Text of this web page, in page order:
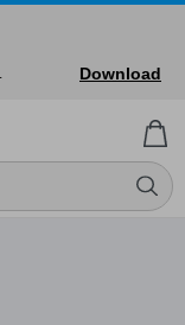
Download